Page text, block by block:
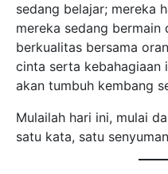
sedang belajar; mereka
mereka sedang bermain
berkualitas bersama
cinta serta kebahagiaan
akan tumbuh kembang
Mulailah hari ini, mulai
satu kata, satu